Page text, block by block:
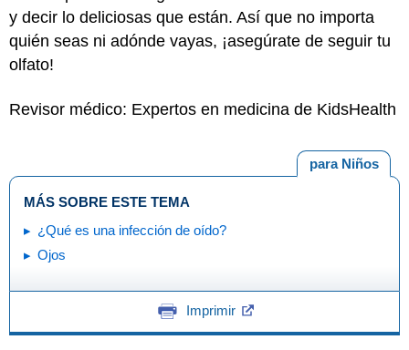
y decir lo deliciosas que están. Así que no importa
quién seas ni adónde vayas, ¡asegúrate de seguir tu
olfato!
Revisor médico: Expertos en medicina de KidsHealth
para Niños
MÁS SOBRE ESTE TEMA
¿Qué es una infección de oído?
Ojos
Imprimir